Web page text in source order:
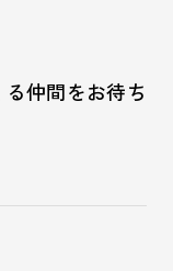
仲間をお待ち